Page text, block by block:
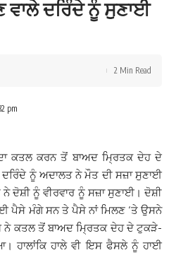
ਵਾਲੇ ਦਰਿੰਦੇ ਨੂੰ ਸੁਣਾਈ
pm
2 Min Read
ਕਤਲ ਕਰਨ ਤੋਂ ਬਾਅਦ ਮ੍ਰਿਤਕ ਦੇਹ ਦੇ
ਨੂੰ ਅਦਾਲਤ ਨੇ ਮੌਤ ਦੀ ਸਜ਼ਾ ਸੁਣਾਈ
ਦੋਸ਼ੀ ਨੂੰ ਵੀਰਵਾਰ ਨੂੰ ਸਜ਼ਾ ਸੁਣਾਈ। ਦੋਸ਼ੀ
ਪੈਸੇ ਮੰਗੇ ਸਨ ਤੇ ਪੈਸੇ ਨਾਂ ਮਿਲਣ ‘ਤੇ ਉਸਨੇ
ਨੇ ਕਤਲ ਤੋਂ ਬਾਅਦ ਮ੍ਰਿਤਕ ਦੇਹ ਦੇ ਟੁਕੜੇ-
ਹਾਲਾਂਕਿ ਹਾਲੇ ਵੀ ਇਸ ਫੈਸਲੇ ਨੂੰ ਹਾਈ